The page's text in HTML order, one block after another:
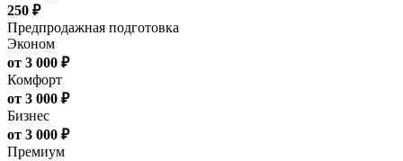
250 ₽
Предпродажная подготовка
Эконом
от 3 000 ₽
Комфорт
от 3 000 ₽
Бизнес
от 3 000 ₽
Премиум